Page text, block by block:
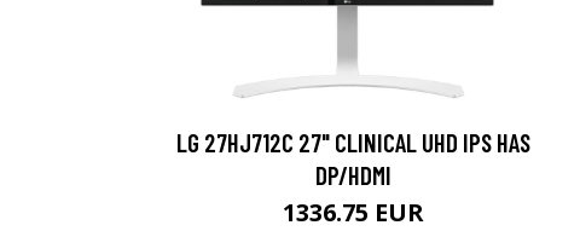
LG 27HJ712C 27" CLINICAL UHD IPS HAS
DP/HDMI
1336.75 EUR